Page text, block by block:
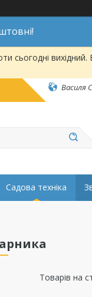
сьогодні
Василя
Садова техніка